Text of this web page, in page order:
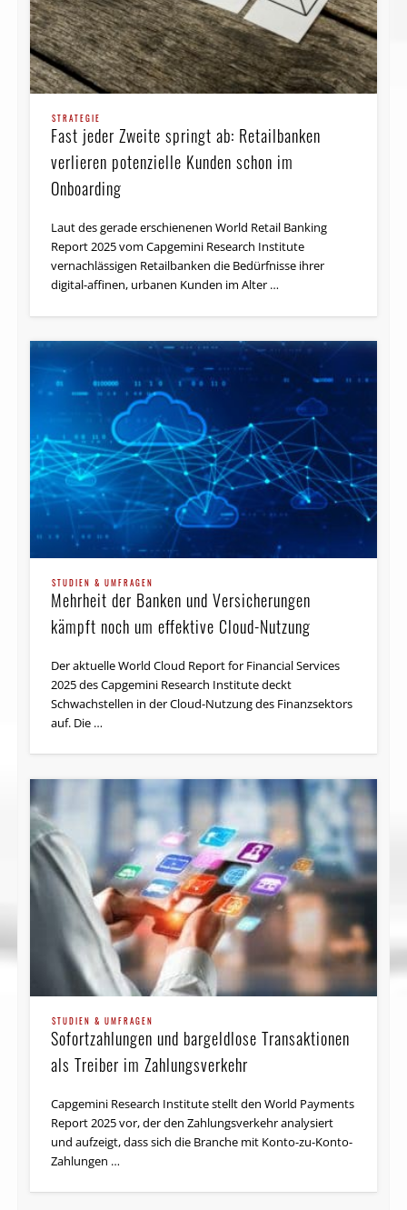
STRATEGIE
Fast jeder Zweite springt ab: Retailbanken
verlieren potenzielle Kunden schon im
Onboarding
Laut des gerade erschienenen World Retail Banking
Report 2025 vom Capgemini Research Institute
vernachlässigen Retailbanken die Bedürfnisse ihrer
digital-affinen, urbanen Kunden im Alter …
STUDIEN & UMFRAGEN
Mehrheit der Banken und Versicherungen
kämpft noch um effektive Cloud-Nutzung
Der aktuelle World Cloud Report for Financial Services
2025 des Capgemini Research Institute deckt
Schwachstellen in der Cloud-Nutzung des Finanzsektors
STUDIEN & UMFRAGEN
Sofortzahlungen und bargeldlose Transaktionen
als Treiber im Zahlungsverkehr
Capgemini Research Institute stellt den World Payments
Report 2025 vor, der den Zahlungsverkehr analysiert
und aufzeigt, dass sich die Branche mit Konto-zu-Konto-
Zahlungen …
STUDIEN & UMFRAGEN
World FinTech Report: In Zukunft kommt’s auf
engere Zusammenarbeit an
Noch ist Open Banking nicht ausgereift, doch schon tritt
die Finanzdienstleistungsbranche in die nächste Phase
der Innovation ein. Doch „Open X“ erfordert …
STUDIEN & UMFRAGEN
Banken und Versicherungen hinken bei der
digitalen Transformation hinterher
Finanzdienstleister hinken gegenüber anderen
Branchen bei der digitalen Transformation hinterher, so
das Ergebnis einer neuen Studie des Capgemini
Research Institute. Banken und …
STRATEGIE
Capgemini: „Blockchain bis 2025 ausgereift
für globale Lieferketten“
Bis 2025 könnte die Blockchain als
allgegenwärtig sein, massenkompatibel werden und die
Lieferketten weltweit stärken. Das belegt eine neue …